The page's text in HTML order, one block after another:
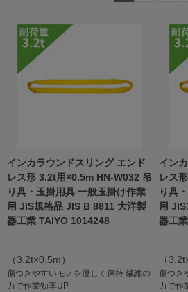
インカラウンドスリング エンド
レス形 3.2t用×0.5m HN-W032 吊
り具・玉掛用具 一般玉掛け作業
用 JIS規格品 JIS B 8811 大洋製
器工業 TAIYO 1014248
（3.2t×0.5m）
傷つきやすいモノを優しく保持 繊維の
力で作業効率UP
イン
レス
り具
用
器工
（
傷つき
力で作